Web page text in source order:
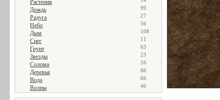
Растения
Дождь 99
Радуга 27
Небо 56
Дым 108
Снег 11
Грунт 63
Звезды 23
Солома 16
Деревья 66
Вода 66
Волны 40